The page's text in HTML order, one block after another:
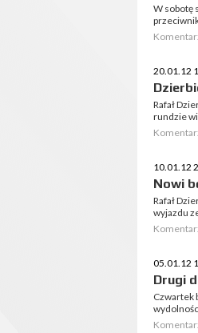
W sobotę
20.01.12
Rafał
rundzie
10.01.12
Nowi
Rafał
wyjazdu
05.01.12
Drugi
Czwartek